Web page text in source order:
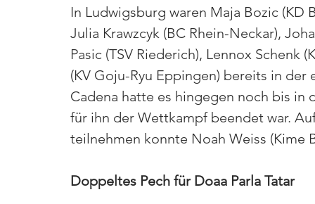
In Ludwigsburg waren Maja Bozic (KD
Julia Krawzcyk (BC Rhein-Neckar),
Pasic (TSV Riederich), Lennox
(KV Goju-Ryu Eppingen) bereits in
Cadena hatte es hingegen noch bis in
für ihn der Wettkampf beendet war.
teilnehmen konnte Noah Weiss (Kime
Doppeltes Pech für Doaa Parla Tatar